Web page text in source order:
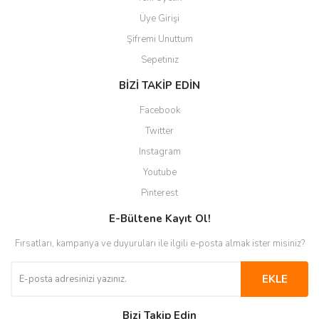
Üye Girişi
Şifremi Unuttum
Sepetiniz
BİZİ TAKİP EDİN
Facebook
Twitter
Instagram
Youtube
Pinterest
E-Bültene Kayıt Ol!
Fırsatları, kampanya ve duyuruları ile ilgili e-posta almak ister misiniz?
EKLE
Bizi Takip Edin